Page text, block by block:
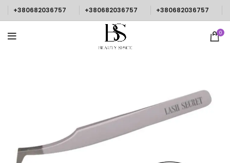
+380682036757 +380682036757 +380682036757
0